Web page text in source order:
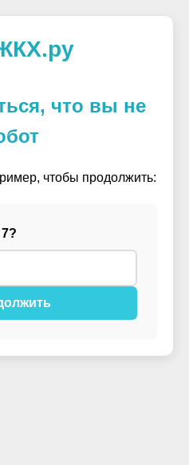
что вы не
чтобы продолжить: